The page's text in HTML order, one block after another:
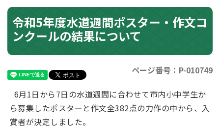
令和5年度水道週間ポスター・作文コ
ンクールの結果について
ページ番号：P-010749
6月1日から7日の水道週間に合わせて市内小中学生か
ら募集したポスターと作文全382点の力作の中から、入
賞者が決定しました。